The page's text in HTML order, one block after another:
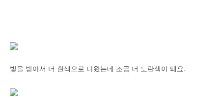
빛을 받아서 더 흰색으로 나왔는데 조금 더 노란색이 돼요.